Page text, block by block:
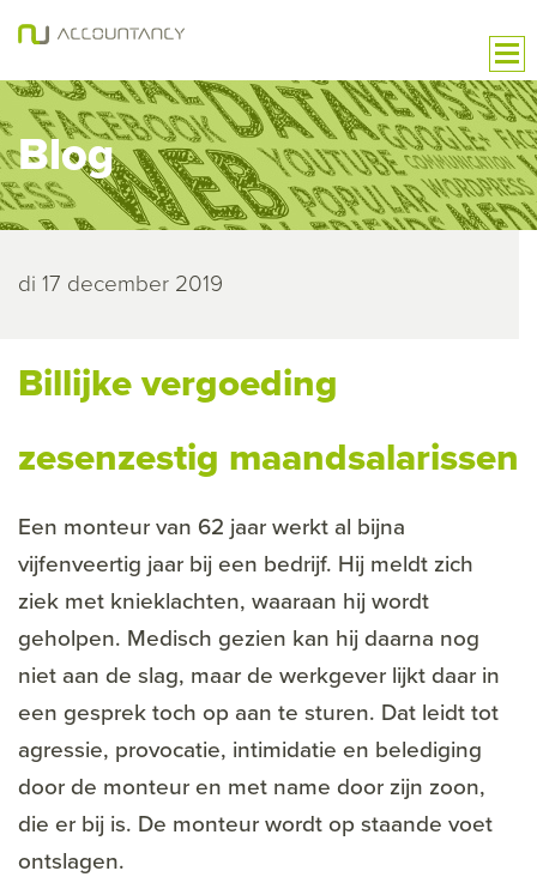
Blog
di 17 december 2019
Billijke vergoeding
zesenzestig maandsalarissen
Een monteur van 62 jaar werkt al bijna
vijfenveertig jaar bij een bedrijf. Hij meldt zich
ziek met knieklachten, waaraan hij wordt
geholpen. Medisch gezien kan hij daarna nog
niet aan de slag, maar de werkgever lijkt daar in
een gesprek toch op aan te sturen. Dat leidt tot
agressie, provocatie, intimidatie en belediging
door de monteur en met name door zijn zoon,
die er bij is. De monteur wordt op staande voet
ontslagen.